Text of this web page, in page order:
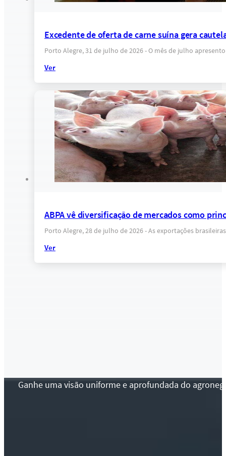
Excedente de oferta de carne suína gera
Porto Alegre, 31 de julho de 2026 - O mês de julho
Ver
ABPA vê diversificação de mercados como
Porto Alegre, 28 de julho de 2026 - As exportações
Ver
Ganhe uma visão uniforme e aprofundada do